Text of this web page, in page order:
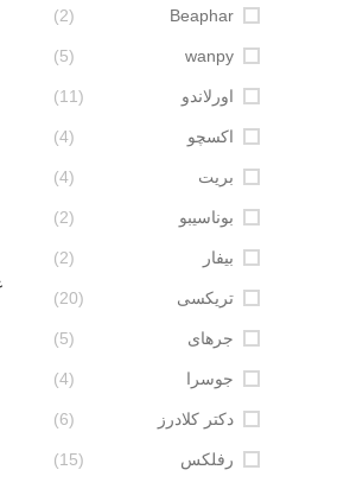
Beaphar
(2)
wanpy
(5)
اورلاندو (11)
اکسچو (4)
بریت (4)
بوناسیبو (2)
بیفار (2)
تریکسی (20)
جرهای (5)
جوسرا (4)
دکتر کلادرز (6)
رفلکس (15)